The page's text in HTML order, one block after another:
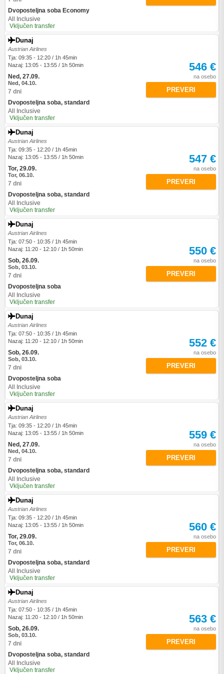
Dvoposteljna soba Economy
All Inclusive
Vključen transfer
Dunaj
Austrian Airlines
Tja: 09:35 - 12:20 / 1h 45min
Nazaj: 13:05 - 13:55 / 1h 50min
Ned, 27.09.
Ned, 04.10.
7 dni
Dvoposteljna soba, standard
All Inclusive
Vključen transfer
546 €
na osebo
PREVERI
Dunaj
Austrian Airlines
Tja: 09:35 - 12:20 / 1h 45min
Nazaj: 13:05 - 13:55 / 1h 50min
Tor, 29.09.
Tor, 06.10.
7 dni
Dvoposteljna soba, standard
All Inclusive
Vključen transfer
547 €
na osebo
PREVERI
Dunaj
Austrian Airlines
Tja: 07:50 - 10:35 / 1h 45min
Nazaj: 11:20 - 12:10 / 1h 50min
Sob, 26.09.
Sob, 03.10.
7 dni
Dvoposteljna soba
All Inclusive
Vključen transfer
550 €
na osebo
PREVERI
Dunaj
Austrian Airlines
Tja: 07:50 - 10:35 / 1h 45min
Nazaj: 11:20 - 12:10 / 1h 50min
Sob, 26.09.
Sob, 03.10.
7 dni
Dvoposteljna soba
All Inclusive
Vključen transfer
552 €
na osebo
PREVERI
Dunaj
Austrian Airlines
Tja: 09:35 - 12:20 / 1h 45min
Nazaj: 13:05 - 13:55 / 1h 50min
Ned, 27.09.
Ned, 04.10.
7 dni
Dvoposteljna soba, standard
All Inclusive
Vključen transfer
559 €
na osebo
PREVERI
Dunaj
Austrian Airlines
Tja: 09:35 - 12:20 / 1h 45min
Nazaj: 13:05 - 13:55 / 1h 50min
Tor, 29.09.
Tor, 06.10.
7 dni
Dvoposteljna soba, standard
All Inclusive
Vključen transfer
560 €
na osebo
PREVERI
Dunaj
Austrian Airlines
Tja: 07:50 - 10:35 / 1h 45min
Nazaj: 11:20 - 12:10 / 1h 50min
Sob, 26.09.
Sob, 03.10.
7 dni
Dvoposteljna soba, standard
All Inclusive
Vključen transfer
563 €
na osebo
PREVERI